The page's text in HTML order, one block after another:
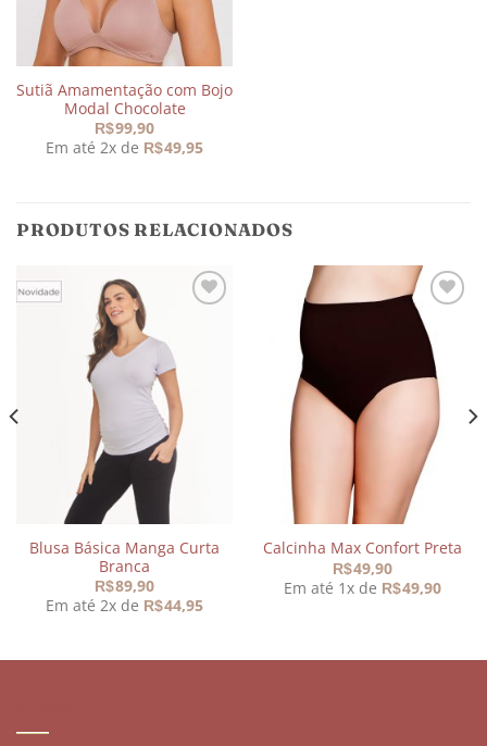
Sutiã Amamentação com Bojo
Modal Chocolate
R$99,90
Em até 2x de R$49,95
PRODUTOS RELACIONADOS
Adicionar
meus
desejos
Blusa Básica Manga Curta
Branca
R$89,90
Em até 2x de R$44,95
Adicionar
aos
meus
Calcinha Max Confort Preta
R$49,90
Em até 1x de R$49,90